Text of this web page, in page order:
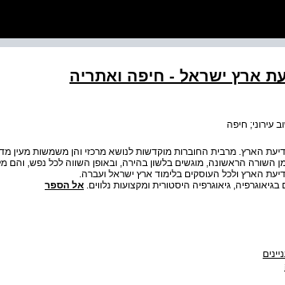
ארץ ישראל - חיפה ואתריה
עירוני; חיפה
הארץ. מרבית החוברות מוקדשות לנושא מרכזי והן משמשות מעין
השורה הראשונה, מוגשים בלשון בהירה, ובאופן השווה לכל נפש, והם
הארץ ולכל העוסקים בלימוד ארץ ישראל ועברה.
גיאוגרפיה היסטורית ומקצועות נלווים. אל הספר